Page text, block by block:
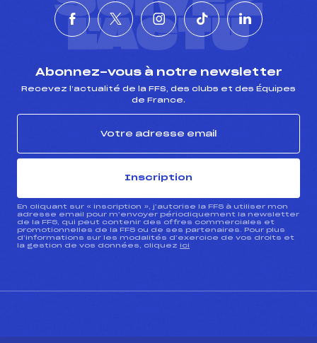
L'ACTU
Abonnez-vous à notre newsletter
Recevez l’actualité de la FFS, des clubs et des Équipes
de France.
Inscription
En cliquant sur « inscription », j’autorise la FFS à utiliser mon
adresse email pour m’envoyer périodiquement la newsletter
de la FFS, qui peut contenir des offres commerciales et
promotionnelles de la FFS ou de ses partenaires. Pour plus
d’informations sur les modalités d’exercice de vos droits et
la gestion de vos données, cliquez ici